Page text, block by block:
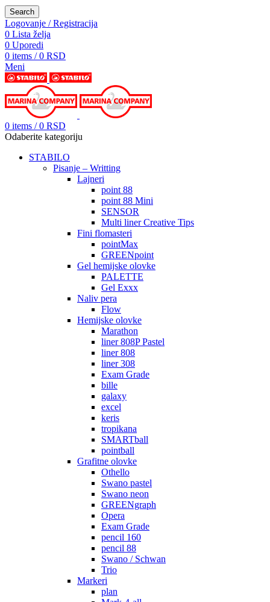
Search
Logovanje / Registracija
0 Lista želja
0 Uporedi
0 items / 0 RSD
Meni
0 items / 0 RSD
Odaberite kategoriju
STABILO
Pisanje – Writting
Lajneri
point 88
point 88 Mini
SENSOR
Multi liner Creative Tips
Fini flomasteri
pointMax
GREENpoint
Gel hemijske olovke
PALETTE
Gel Exxx
Naliv pera
Flow
Hemijske olovke
Marathon
liner 808P Pastel
liner 808
liner 308
Exam Grade
bille
galaxy
excel
keris
tropikana
SMARTball
pointball
Grafitne olovke
Othello
Swano pastel
Swano neon
GREENgraph
Opera
Exam Grade
pencil 160
pencil 88
Swano / Schwan
Trio
Markeri
plan